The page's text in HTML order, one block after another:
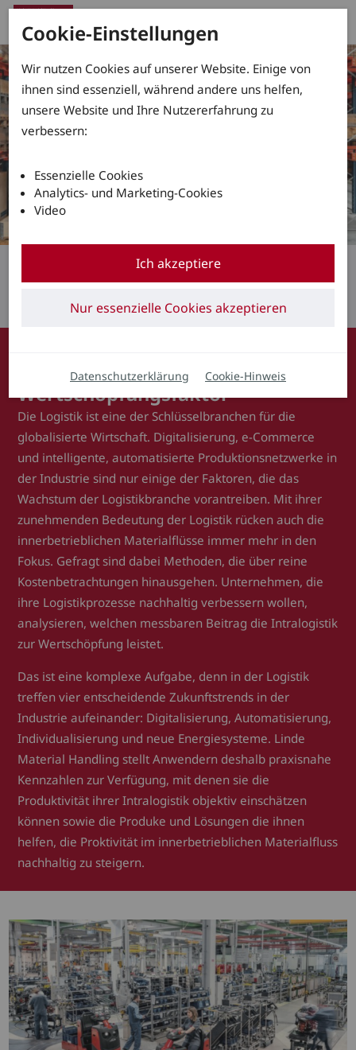
Produktivität neu
definiert
Von der Kostenstelle zum
Wertschöpfungsfaktor
Die Logistik ist eine der Schlüsselbranchen für die
globalisierte Wirtschaft. Digitalisierung, e-Commerce
und intelligente, automatisierte Produktionsnetzwerke in
der Industrie sind nur einige der Faktoren, die das
Wachstum der Logistikbranche vorantreiben. Mit ihrer
zunehmenden Bedeutung der Logistik rücken auch die
innerbetrieblichen Materialflüsse immer mehr in den
Fokus. Gefragt sind dabei Methoden, die über reine
Kostenbetrachtungen hinausgehen. Unternehmen, die
ihre Logistikprozesse nachhaltig verbessern wollen,
analysieren, welchen messbaren Beitrag die Intralogistik
zur Wertschöpfung leistet.
Das ist eine komplexe Aufgabe, denn in der Logistik
treffen vier entscheidende Zukunftstrends in der
Industrie aufeinander: Digitalisierung, Automatisierung,
Individualisierung und neue Energiesysteme. Linde
Material Handling stellt Anwendern deshalb praxisnahe
Kennzahlen zur Verfügung, mit denen sie die
Produktivität ihrer Intralogistik objektiv einschätzen
können sowie die Produke und Lösungen die ihnen
helfen, die Proktivität im innerbetrieblichen Materialfluss
nachhaltig zu steigern.
Cookie-Einstellungen
Wir nutzen Cookies auf unserer Website. Einige von
ihnen sind essenziell, während andere uns helfen,
unsere Website und Ihre Nutzererfahrung zu
verbessern:
Essenzielle Cookies
Analytics- und Marketing-Cookies
Video
Ich akzeptiere
Nur essenzielle Cookies akzeptieren
Datenschutzerklärung Cookie-Hinweis